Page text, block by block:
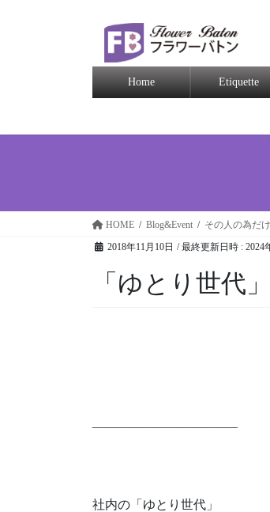
Home Etiquette
HOME Blog&Event その人の為だ
2018年11月10日 / 最終更新日時 : 2024
「ゆとり世代
———————————–
社内の「ゆとり世代」